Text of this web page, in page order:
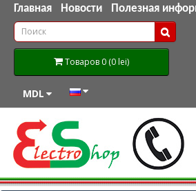
Главная Новости Полезная
Товаров 0 (0 lei)
MDL